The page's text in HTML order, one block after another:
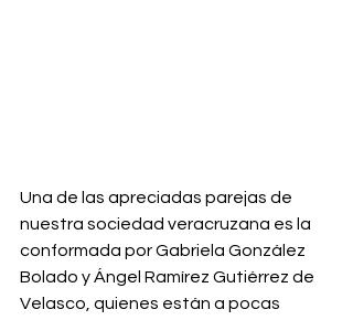
Una de las apreciadas parejas de
nuestra sociedad veracruzana es la
conformada por Gabriela González
Bolado y Ángel Ramírez Gutiérrez de
Velasco, quienes están a pocas